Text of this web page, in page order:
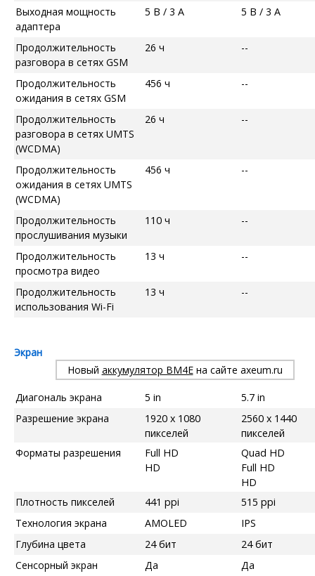
Выходная мощность
адаптера
5 В / 3 А 5 В / 3 А
Продолжительность
разговора в сетях GSM
26 ч --
Продолжительность
ожидания в сетях GSM
456 ч --
Продолжительность
разговора в сетях UMTS
(WCDMA)
26 ч --
Продолжительность
ожидания в сетях UMTS
(WCDMA)
456 ч --
Продолжительность
прослушивания музыки
110 ч --
Продолжительность
просмотра видео
13 ч --
Продолжительность
использования Wi-Fi
13 ч --
Экран
Новый аккумулятор BM4Eна сайте axeum.ru
Диагональ экрана 5 in
5.7 in
Разрешение экрана
1920 x 1080
пикселей
2560 x 1440
пикселей
Форматы разрешения
Full HD
HD
Quad HD
Full HD
HD
Плотность пикселей
441 ppi
515 ppi
Технология экрана
AMOLED
IPS
Глубина цвета
24 бит
24 бит
Сенсорный экран
Да Да